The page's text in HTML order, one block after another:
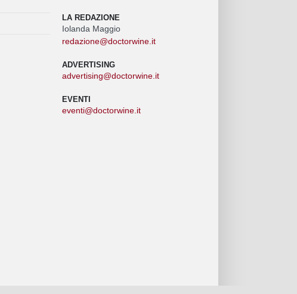
LA REDAZIONE
Iolanda Maggio
redazione@doctorwine.it
ADVERTISING
advertising@doctorwine.it
EVENTI
eventi@doctorwine.it